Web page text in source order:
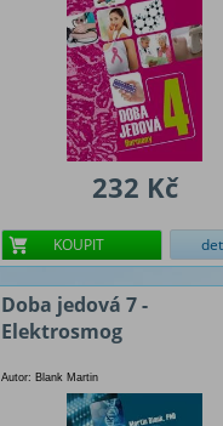
232 Kč
KOUPIT
Doba jedová 7 -
Elektrosmog
Autor: Blank Martin